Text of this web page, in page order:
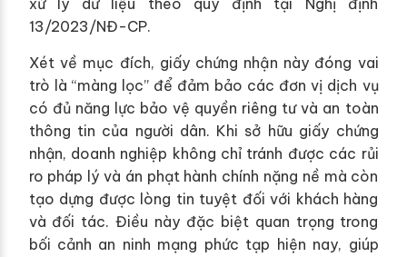
xử lý dữ liệu theo quy định tại Nghị định
13/2023/NĐ-CP.
Xét về mục đích, giấy chứng nhận này đóng vai
trò là “màng lọc” để đảm bảo các đơn vị dịch vụ
có đủ năng lực bảo vệ quyền riêng tư và an toàn
thông tin của người dân. Khi sở hữu giấy chứng
nhận, doanh nghiệp không chỉ tránh được các rủi
ro pháp lý và án phạt hành chính nặng nề mà còn
tạo dựng được lòng tin tuyệt đối với khách hàng
và đối tác. Điều này đặc biệt quan trọng trong
bối cảnh an ninh mạng phức tạp hiện nay, giúp